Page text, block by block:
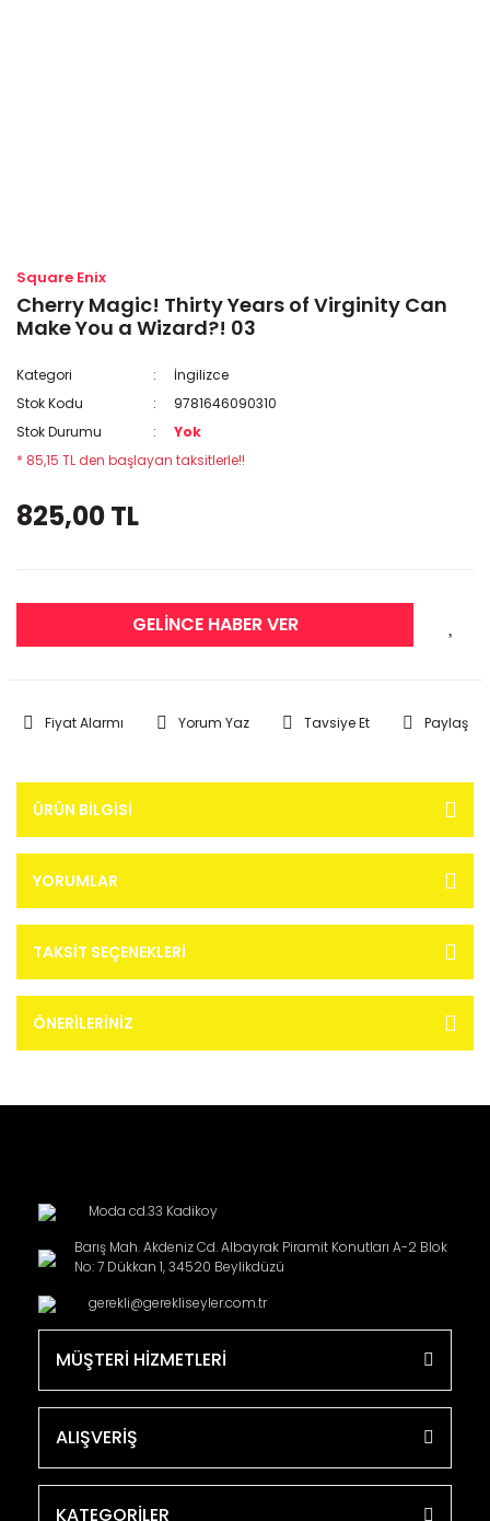
Square Enix
Cherry Magic! Thirty Years of Virginity Can
Make You a Wizard?! 03
Kategori
İngilizce
Stok Kodu
9781646090310
Stok Durumu
Yok
* 85,15 TL den başlayan taksitlerle!!
825,00 TL
GELİNCE HABER VER
Fiyat Alarmı Yorum Yaz Tavsiye Et Paylaş
ÜRÜN BILGISI
YORUMLAR
TAKSIT SEÇENEKLERI
ÖNERILERINIZ
Moda cd.33 Kadikoy
Barış Mah. Akdeniz Cd. Albayrak Piramit Konutları A-2 Blok
No: 7 Dükkan 1, 34520 Beylikdüzü
gerekli@gerekliseyler.com.tr
MÜŞTERİ HİZMETLERİ
ALIŞVERİŞ
KATEGORİLER